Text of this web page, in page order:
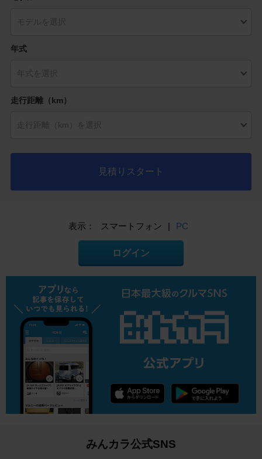
年式
走行距離（km）
見積りスタート
表示： スマートフォン | PC
ログイン
みんカラ公式SNS